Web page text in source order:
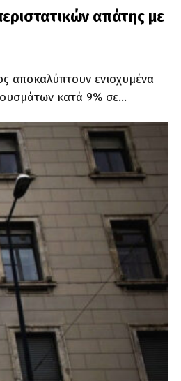
απάτης με
αποκαλύπτουν ενισχυμένα
κατά 9% σε…